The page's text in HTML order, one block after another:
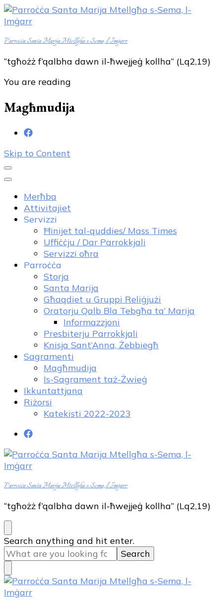
Parroċċa Santa Marija Mtellgħa s-Sema, l-Imġarr
“tgħożż f’qalbha dawn il-ħwejjeġ kollha” (Lq2,19)
You are reading
Magħmudija
Skip to Content
Merħba
Attivitajiet
Servizzi
Ħinijet tal-quddies/ Mass Times
Uffiċċju / Dar Parrokkjali
Servizzi oħra
Parroċċa
Storja
Santa Marija
Għaqdiet u Gruppi Reliġjużi
Oratorju Qalb Bla Tebgħa ta’ Marija
Informazzjoni
Presbiterju Parrokkjali
Knisja Sant’Anna, Żebbiegħ
Sagramenti
Magħmudija
Is-Sagrament taż-Żwieġ
Ikkuntattjana
Riżorsi
Katekisti 2022-2023
Parroċċa Santa Marija Mtellgħa s-Sema, l-Imġarr
“tgħożż f’qalbha dawn il-ħwejjeġ kollha” (Lq2,19)
Looking
for
Something?
Search anything and hit enter.